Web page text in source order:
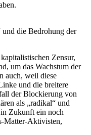
die Bedrohung der
Zensur,
um das Wachstum der
auch, weil diese
und die breitere
der Blockierung von
als „radikal“ und
Zukunft ein noch
Matter-Aktivisten,